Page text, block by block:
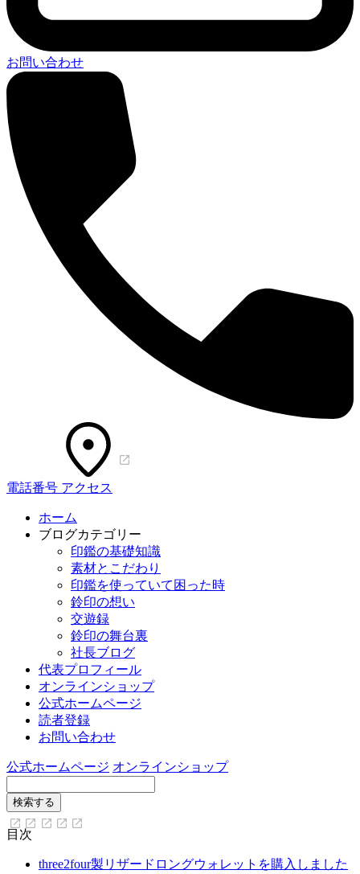
お問い合わせ
電話番号 アクセス
ホーム
ブログカテゴリー
印鑑の基礎知識
素材とこだわり
印鑑を使っていて困った時
鈴印の想い
交遊録
鈴印の舞台裏
社長ブログ
代表プロフィール
オンラインショップ
公式ホームページ
読者登録
お問い合わせ
公式ホームページ オンラインショップ
目次
three2four製リザードロングウォレットを購入しました